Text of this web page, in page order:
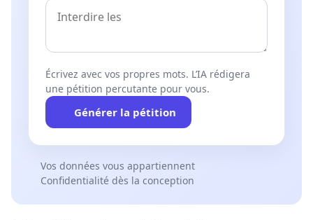
Écrivez avec vos propres mots. L’IA rédigera
une pétition percutante pour vous.
Générer la pétition
Vos données vous appartiennent
Confidentialité dès la conception